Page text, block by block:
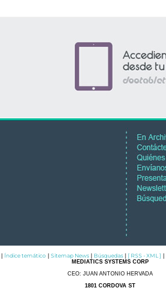
Índice temático Sitemap News Búsquedas [ RSS - XML ]
MEDIATICS SYSTEMS CORP
CEO: JUAN ANTONIO HERVADA
1801 CORDOVA ST